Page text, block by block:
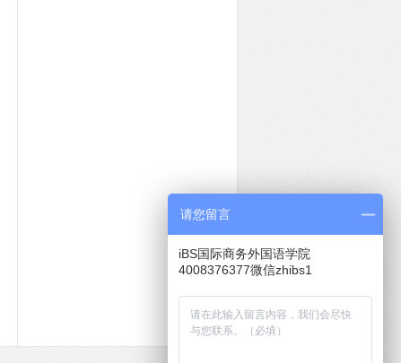
请您留言
iBS国际商务外国语学院
4008376377微信zhibs1